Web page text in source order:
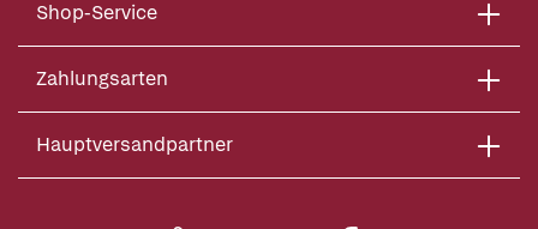
Shop-Service
Zahlungsarten
Hauptversandpartner